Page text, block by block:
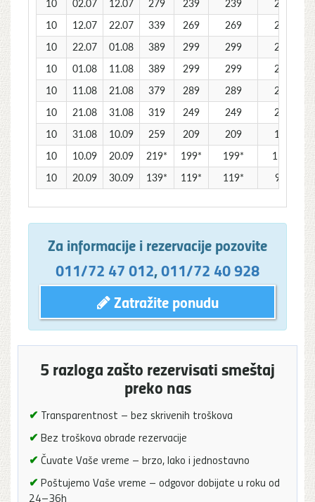
10
02.07 12.07 279 239 239
229
10
12.07 22.07 339 269 269
259
10
22.07 01.08 389 299 299
279
10
01.08 11.08 389 299 299
279
10
11.08 21.08 379 289 289
269
10
21.08 31.08 319 249 249
239
10
31.08 10.09 259 209 209
199
10
10.09 20.09 219* 199* 199*
159*
10
20.09 30.09 139* 119* 119* 99*
Za informacije i rezervacije pozovite
011/72 47 012,011/72 40 928
Zatražite ponudu
5 razloga zašto rezervisati smeštaj
preko nas
✔ Transparentnost – bez skrivenih troškova
✔ Bez troškova obrade rezervacije
✔ Čuvate Vaše vreme – brzo, lako i jednostavno
✔ Poštujemo Vaše vreme – odgovor dobijate u roku od
24–36h